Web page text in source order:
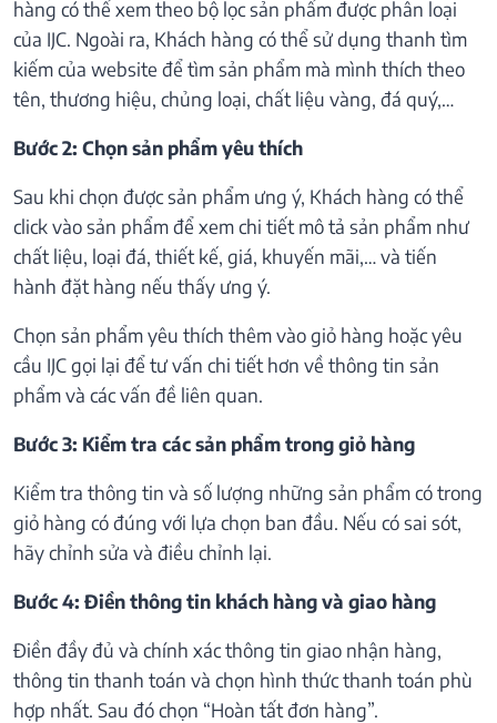
hàng có thể xem theo bộ lọc sản phẩm được phân loại
của IJC. Ngoài ra, Khách hàng có thể sử dụng thanh tìm
kiếm của website để tìm sản phẩm mà mình thích theo
tên, thương hiệu, chủng loại, chất liệu vàng, đá quý,…
Bước 2: Chọn sản phẩm yêu thích
Sau khi chọn được sản phẩm ưng ý, Khách hàng có thể
click vào sản phẩm để xem chi tiết mô tả sản phẩm như
chất liệu, loại đá, thiết kế, giá, khuyến mãi,… và tiến
hành đặt hàng nếu thấy ưng ý.
Chọn sản phẩm yêu thích thêm vào giỏ hàng hoặc yêu
cầu IJC gọi lại để tư vấn chi tiết hơn về thông tin sản
phẩm và các vấn đề liên quan.
Bước 3: Kiểm tra các sản phẩm trong giỏ hàng
Kiểm tra thông tin và số lượng những sản phẩm có trong
giỏ hàng có đúng với lựa chọn ban đầu. Nếu có sai sót,
hãy chỉnh sửa và điều chỉnh lại.
Bước 4: Điền thông tin khách hàng và giao hàng
Điền đầy đủ và chính xác thông tin giao nhận hàng,
thông tin thanh toán và chọn hình thức thanh toán phù
hợp nhất. Sau đó chọn “Hoàn tất đơn hàng”.